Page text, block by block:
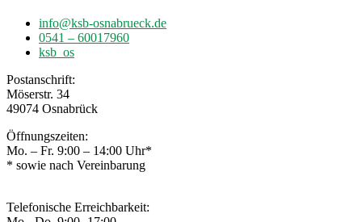
info@ksb-osnabrueck.de
0541 – 60017960
ksb_os
Postanschrift:
Möserstr. 34
49074 Osnabrück
Öffnungszeiten:
Mo. – Fr. 9:00 – 14:00 Uhr*
* sowie nach Vereinbarung
Telefonische Erreichbarkeit: